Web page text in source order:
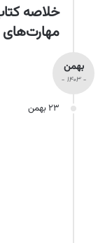
خلاصه
مهارت‎‌های شخصی در کسب و کار
بهمن
- ۱۴۰۳ -
۲۳ بهمن